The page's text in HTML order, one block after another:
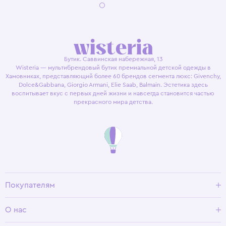
Бутик. Саввинская набережная, 13
Wisteria — мультибрендовый бутик премиальной детской одежды в
Хамовниках, представляющий более 60 брендов сегмента люкс: Givenchy,
Dolce&Gabbana, Giorgio Armani, Elie Saab, Balmain. Эстетика здесь
воспитывает вкус с первых дней жизни и навсегда становится частью
прекрасного мира детства.
Покупателям
Условия возврата
О нас